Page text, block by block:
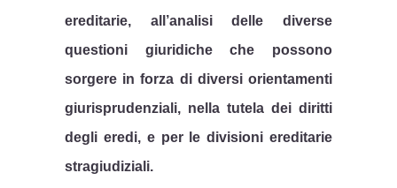
ereditarie, all’analisi delle diverse
questioni giuridiche che possono
sorgere in forza di diversi orientamenti
giurisprudenziali, nella tutela dei diritti
degli eredi, e per le divisioni ereditarie
stragiudiziali.